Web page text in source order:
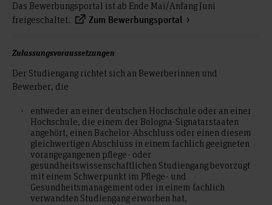
Das Bewerbungsportal ist ab Ende Mai/Anfang Juni
freigeschaltet.
Zum Bewerbungsportal
Zulassungsvoraussetzungen
Der Studiengang richtet sich an Bewerberinnen und
Bewerber, die
entweder an einer deutschen Hochschule oder an einer
Hochschule, die einem der Bologna-Signatarstaaten
angehört, einen Bachelor-Abschluss oder einen diesem
gleichwertigen Abschluss in einem fachlich geeigneten
vorangegangenen pflege- oder
gesundheitswissenschaftlichen Studiengang bevorzugt
mit einem Schwerpunkt im Pflege- und
Gesundheitsmanagement oder in einem fachlich
verwandten Studiengang erworben hat,